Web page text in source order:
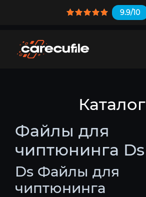
9.9/10
Каталог
Файлы для
чиптюнинга Ds
Ds Файлы для
чиптюнинга